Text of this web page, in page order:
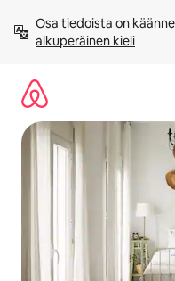
sisältö
väliin
Osa tiedoista on
alkuperäinen kieli